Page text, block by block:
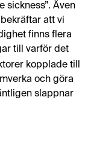
sickness”. Även
att vi
finns flera
till varför det
kopplade till
och göra
slappnar